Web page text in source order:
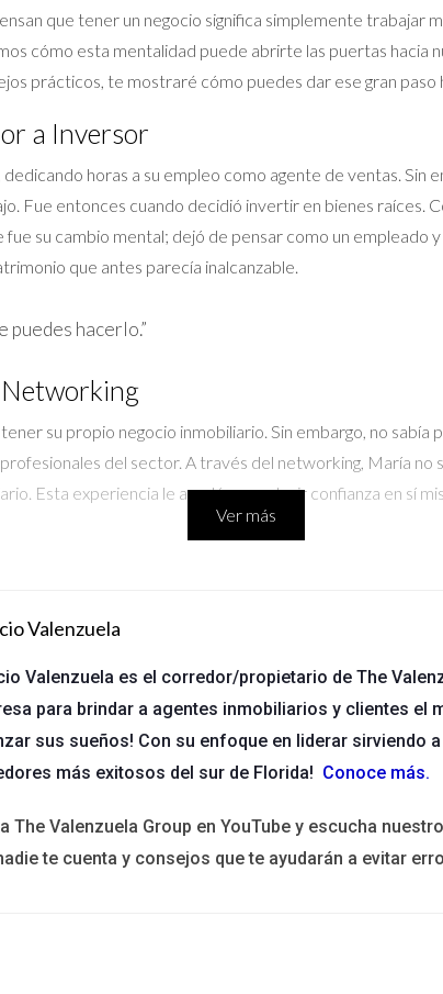
que tener un negocio significa simplemente trabajar
cómo esta mentalidad puede abrirte las puertas hacia
prácticos, te mostraré cómo puedes dar ese gran paso
a Inversor
horas a su empleo como agente de ventas. Sin
Fue entonces cuando decidió invertir en bienes raíces.
su cambio mental; dejó de pensar como un empleado
que antes parecía inalcanzable.
puedes hacerlo.”
Networking
su propio negocio inmobiliario. Sin embargo, no
del sector. A través del networking, María no
Esta experiencia le ayudó a construir confianza en sí
de la Educación Financiera
una buena relación con el dinero, pero nunca había
dio cuenta de la importancia de diversificar sus
Carlos pudo identificar oportunidades en el
y ha logrado crear una fuente adicional de ingresos.
hacia la libertad económica.”
Ver más
Valenzuela
Valenzuela es el corredor/propietario de The
para brindar a agentes inmobiliarios y clientes el
sus sueños! Con su enfoque en liderar sirviendo
más exitosos del sur de Florida! Conoce más.
The Valenzuela Group en YouTube y escucha
te cuenta y consejos que te ayudarán a evitar